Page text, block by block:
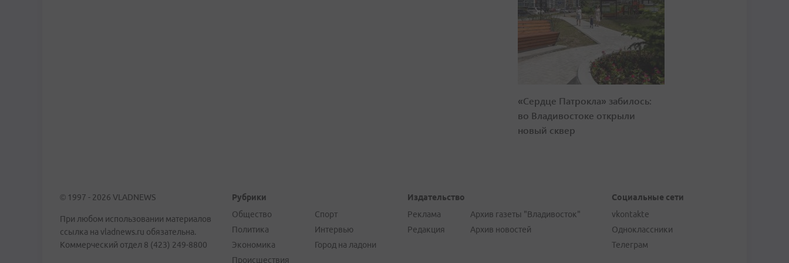
«Сердце Патрокла» забилось:
во Владивостоке открыли
новый сквер
© 1997 - 2026 VLADNEWS
При любом использовании материалов
ссылка на vladnews.ru обязательна.
Коммерческий отдел 8 (423) 249-8800
Рубрики
Общество
Политика
Экономика
Происшествия
Спорт
Интервью
Город на ладони
Издательство
Реклама
Редакция
Архив газеты "Владивосток"
Архив новостей
Социальные сети
vkontakte
Одноклассники
Телеграм